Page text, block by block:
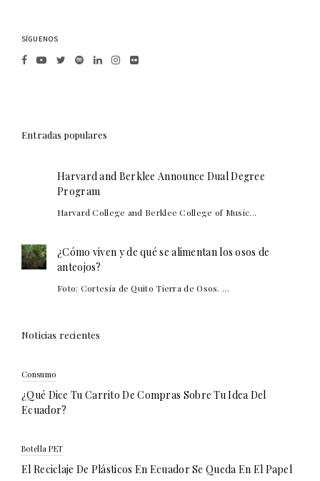
SÍGUENOS
Entradas populares
Harvard and Berklee Announce Dual Degree
Program
Harvard College and Berklee College of Music...
¿Cómo viven y de qué se alimentan los osos de
anteojos?
Foto: Cortesía de Quito Tierra de Osos. ...
Noticias recientes
Consumo
¿Qué Dice Tu Carrito De Compras Sobre Tu Idea Del
Ecuador?
Botella PET
El Reciclaje De Plásticos En Ecuador Se Queda En El Papel